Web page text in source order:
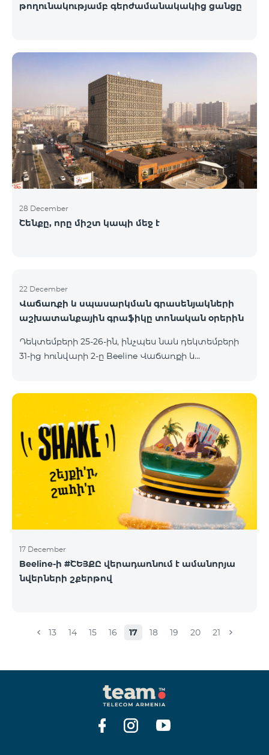
թողունակությամբ գերժամանակակից ցանցը
28 December
Շենքը, որը միշտ կապի մեջ է
22 December
Վաճառքի և սպասարկման գրասենյակների
աշխատանքային գրաֆիկը տոնական օրերին
Դեկտեմբերի 25-26-ին, ինչպես նաև դեկտեմբերի
31-ից hունվարի 2-ը Beeline Վաճառքի և
Մանրամասները կարող եք իմանալ հետևյալ
հղումներով՝ Դեկտեմեբրի 25-26 Դեկտեմբերի 31 -
հունվարի 2
17 December
Beeline-ի #ՇԵՅՔԸ վերադառնում է ամանորյա
նվերների շքերթով
13 14 15 16 17 18 19 20 21